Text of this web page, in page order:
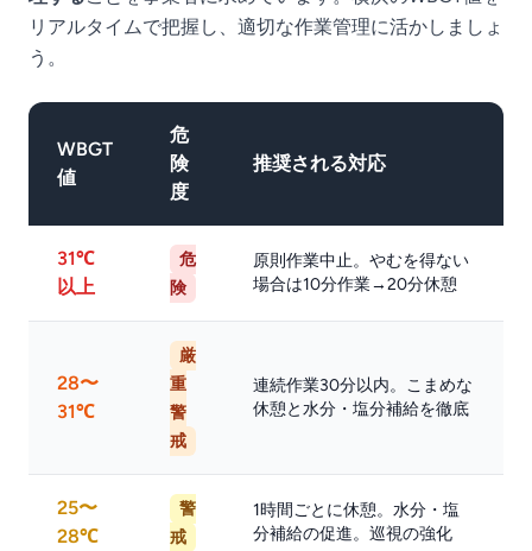
リアルタイムで把握し、適切な作業管理に活かしましょ
う。
WBGT
値
危
険
度
推奨される対応
31℃
以上
危
険
原則作業中止。やむを得ない
場合は10分作業→20分休憩
28〜
31℃
厳
重
警
戒
連続作業30分以内。こまめな
休憩と水分・塩分補給を徹底
25〜
28℃
警
戒
1時間ごとに休憩。水分・塩
分補給の促進。巡視の強化